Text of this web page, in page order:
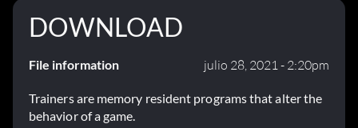
DOWNLOAD
File information julio 28, 2021 - 2:20pm
Trainers are memory resident programs that alter the
behavior of a game.